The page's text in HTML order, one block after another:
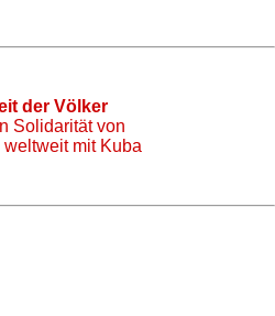
der Völker
Solidarität von
mit Kuba